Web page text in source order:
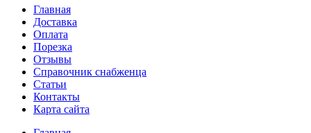
Главная
Доставка
Оплата
Порезка
Отзывы
Справочник снабженца
Статьи
Контакты
Карта сайта